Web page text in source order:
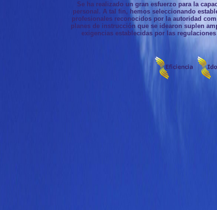
Se ha realizado un gran esfuerzo para la
personal. A tal fin, hemos seleccionando
profesionales reconocidos por la autoridad
planes de instrucción que se idearon suplen
exigencias establecidas por las